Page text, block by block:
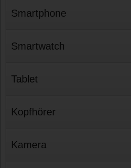
Smartphone
Smartwatch
Tablet
Kopfhörer
Kamera